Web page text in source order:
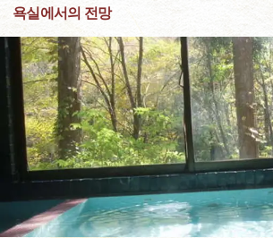
욕실에서의 전망